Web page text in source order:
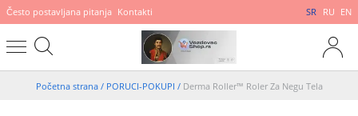
Često postavljana pitanja Kontakti SR RU EN
Početna strana / PORUCI-POKUPI / Derma Roller™ Roler Za Negu Tela